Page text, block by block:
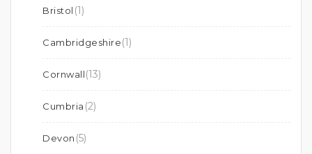
Bristol (1)
Cambridgeshire(1)
Cornwall(13)
Cumbria (2)
Devon (5)